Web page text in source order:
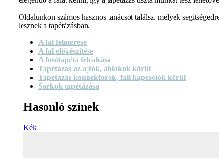
Oldalunkon számos hasznos tanácsot találsz, melyek
lesznek a tapétázásban.
A fal felmérése
A fal előkészítése
A fotótapéta felrakása
Tapétázás az ajtók, ablakok körül
Tapétázás konnektorok, fali kapcsolók körül
Sarkok tapétázása
Hasonló színek
Kék